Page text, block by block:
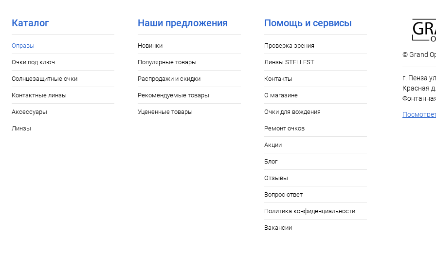
Каталог
Оправы
Очки под ключ
Солнцезащитные очки
Контактные линзы
Аксессуары
Линзы
Наши предложения
Новинки
Популярные товары
Распродажи и скидки
Рекомендуемые товары
Уцененные товары
Помощь и сервисы
Проверка зрения
Линзы STELLEST
Контакты
О магазине
Очки для вождения
Ремонт очков
Акции
Блог
Отзывы
Вопрос ответ
Политика конфиденциальности
Вакансии
© Grand
г. Пенза
Красная